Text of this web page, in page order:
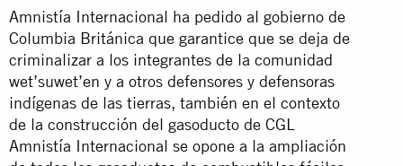
Amnistía Internacional ha pedido al gobierno de
Columbia Británica que garantice que se deja de
criminalizar a los integrantes de la comunidad
wet’suwet’en y a otros defensores y defensoras
indígenas de las tierras, también en el contexto
de la construcción del gasoducto de CGL
Amnistía Internacional se opone a la ampliación